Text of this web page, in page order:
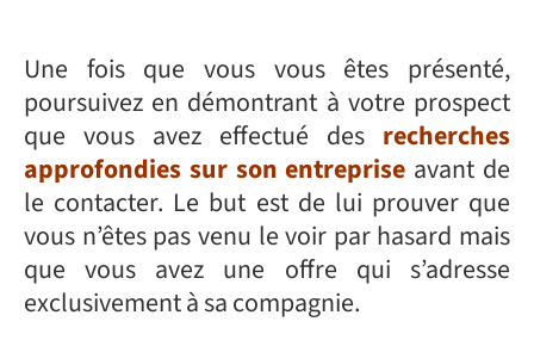
Une fois que vous vous êtes présenté,
poursuivez en démontrant à votre prospect
que vous avez effectué des recherches
approfondies sur son entreprise avant de
le contacter. Le but est de lui prouver que
vous n’êtes pas venu le voir par hasard mais
que vous avez une offre qui s’adresse
exclusivement à sa compagnie.